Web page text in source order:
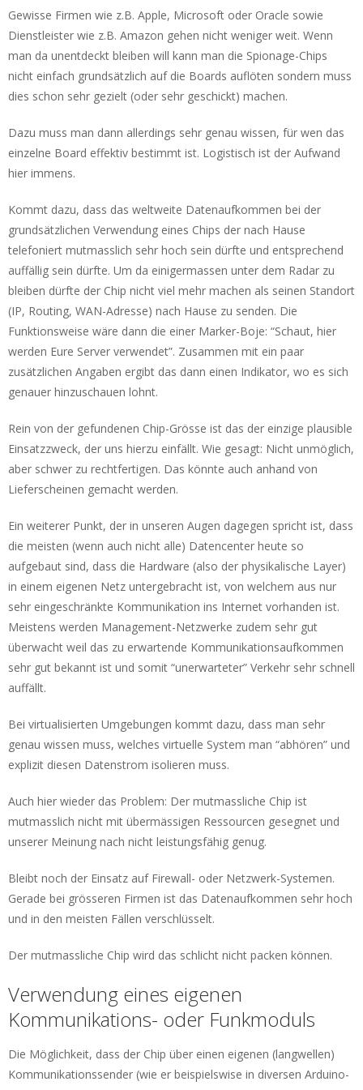
Gewisse Firmen wie z.B. Apple, Microsoft oder Oracle sowie
Dienstleister wie z.B. Amazon gehen nicht weniger weit. Wenn
man da unentdeckt bleiben will kann man die Spionage-Chips
nicht einfach grundsätzlich auf die Boards auflöten sondern muss
dies schon sehr gezielt (oder sehr geschickt) machen.
Dazu muss man dann allerdings sehr genau wissen, für wen das
einzelne Board effektiv bestimmt ist. Logistisch ist der Aufwand
hier immens.
Kommt dazu, dass das weltweite Datenaufkommen bei der
grundsätzlichen Verwendung eines Chips der nach Hause
telefoniert mutmasslich sehr hoch sein dürfte und entsprechend
auffällig sein dürfte. Um da einigermassen unter dem Radar zu
bleiben dürfte der Chip nicht viel mehr machen als seinen Standort
(IP, Routing, WAN-Adresse) nach Hause zu senden. Die
Funktionsweise wäre dann die einer Marker-Boje: “Schaut, hier
werden Eure Server verwendet”. Zusammen mit ein paar
zusätzlichen Angaben ergibt das dann einen Indikator, wo es sich
genauer hinzuschauen lohnt.
Rein von der gefundenen Chip-Grösse ist das der einzige plausible
Einsatzzweck, der uns hierzu einfällt. Wie gesagt: Nicht unmöglich,
aber schwer zu rechtfertigen. Das könnte auch anhand von
Lieferscheinen gemacht werden.
Ein weiterer Punkt, der in unseren Augen dagegen spricht ist, dass
die meisten (wenn auch nicht alle) Datencenter heute so
aufgebaut sind, dass die Hardware (also der physikalische Layer)
in einem eigenen Netz untergebracht ist, von welchem aus nur
sehr eingeschränkte Kommunikation ins Internet vorhanden ist.
Meistens werden Management-Netzwerke zudem sehr gut
überwacht weil das zu erwartende Kommunikationsaufkommen
sehr gut bekannt ist und somit “unerwarteter” Verkehr sehr schnell
auffällt.
Bei virtualisierten Umgebungen kommt dazu, dass man sehr
genau wissen muss, welches virtuelle System man “abhören” und
explizit diesen Datenstrom isolieren muss.
Auch hier wieder das Problem: Der mutmassliche Chip ist
mutmasslich nicht mit übermässigen Ressourcen gesegnet und
unserer Meinung nach nicht leistungsfähig genug.
Bleibt noch der Einsatz auf Firewall- oder Netzwerk-Systemen.
Gerade bei grösseren Firmen ist das Datenaufkommen sehr hoch
und in den meisten Fällen verschlüsselt.
Der mutmassliche Chip wird das schlicht nicht packen können.
Verwendung eines eigenen
Kommunikations- oder Funkmoduls
Die Möglichkeit, dass der Chip über einen eigenen (langwellen)
Kommunikationssender (wie er beispielswise in diversen Arduino-